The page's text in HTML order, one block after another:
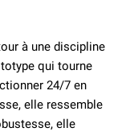
à une discipline
qui tourne
24/7 en
elle ressemble
elle